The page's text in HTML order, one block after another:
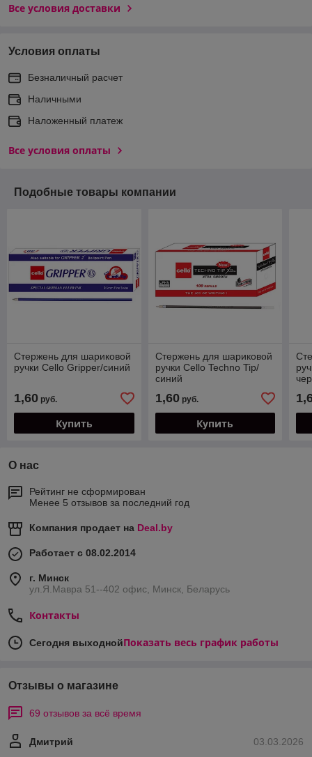
Все условия доставки
Условия оплаты
Безналичный расчет
Наличными
Наложенный платеж
Все условия оплаты
Подобные товары компании
Стержень для шариковой
ручки Cello Gripper/синий
1,60 руб.
Купить
Стержень для шариковой
ручки Cello Techno Tip/
синий
1,60руб.
Купить
О нас
Рейтинг не сформирован
Менее 5 отзывов за последний год
Компания продает на Deal.by
Работает с 08.02.2014
г. Минск
ул.Я.Мавра 51--402 офис, Минск, Беларусь
Контакты
Сегодня выходнойПоказать весь график работы
Отзывы о магазине
69 отзывов за всё время
03.03.2026
Дмитрий